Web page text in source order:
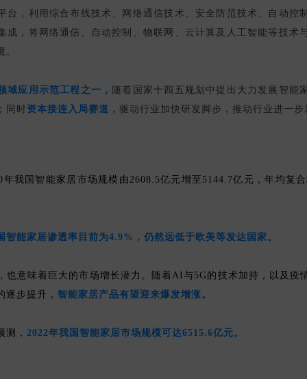
台，利用综合布线技术、网络通信技术、安全防范技术、自动控
成，将网络通信、自动控制、物联网、云计算及人工智能等技术
域应用示范工程之一， 随着国家十四五规划中提出大力发展智能
同时 资本接连入局赛道， 驱动行业加快研发脚步，推动行业进一步
年我国智能家居市场规模由2608.5亿元增至5144.7亿元，年均复
智能家居渗透率目前为4.9%，仍然远低于欧美等发达国家。
也意味着巨大的市场增长潜力。随着AI与5G的技术加持，以及疫
逐步提升， 智能家居产品有望迎来爆发增涨。
测， 2022年我国智能家居市场规模可达6515.6亿元。